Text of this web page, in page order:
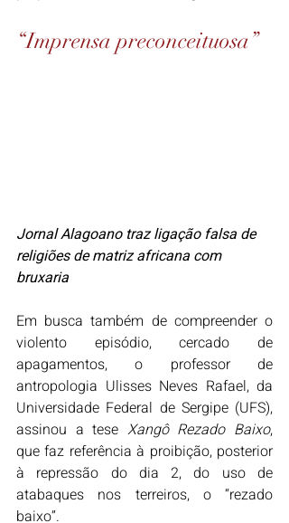
“Imprensa preconceituosa”
Jornal Alagoano traz ligação falsa de
religiões de matriz africana com
bruxaria
Em busca também de compreender o
violento episódio, cercado de
apagamentos, o professor de
antropologia Ulisses Neves Rafael, da
Universidade Federal de Sergipe (UFS),
assinou a tese Xangô Rezado Baixo,
que faz referência à proibição, posterior
à repressão do dia 2, do uso de
atabaques nos terreiros, o “rezado
baixo”.